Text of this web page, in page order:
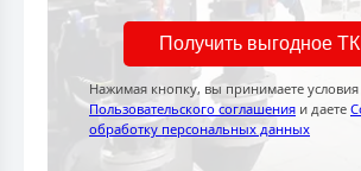
Получить выгодное
Нажимая кнопку, вы принимаете условия
Пользовательского соглашения и даете
обработку персональных данных